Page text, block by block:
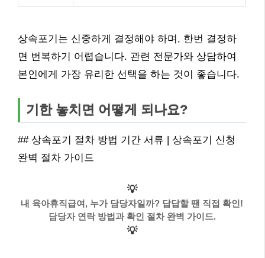
상속포기는 신중하게 결정해야 하며, 한번 결정하
면 번복하기 어렵습니다. 관련 전문가와 상담하여
본인에게 가장 유리한 선택을 하는 것이 좋습니다.
기한 놓치면 어떻게 되나요?
## 상속포기 절차 방법 기간 서류 | 상속포기 신청
완벽 절차 가이드
💡
내 육아휴직급여, 누가 담당자일까? 답답할 땐 직접 확인!
담당자 연락 방법과 확인 절차 완벽 가이드.
💡